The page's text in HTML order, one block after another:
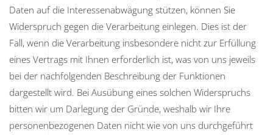
Daten auf die Interessenabwägung stützen, können Sie
Widerspruch gegen die Verarbeitung einlegen. Dies ist der
Fall, wenn die Verarbeitung insbesondere nicht zur Erfüllung
eines Vertrags mit Ihnen erforderlich ist, was von uns jeweils
bei der nachfolgenden Beschreibung der Funktionen
dargestellt wird. Bei Ausübung eines solchen Widerspruchs
bitten wir um Darlegung der Gründe, weshalb wir Ihre
personenbezogenen Daten nicht wie von uns durchgeführt